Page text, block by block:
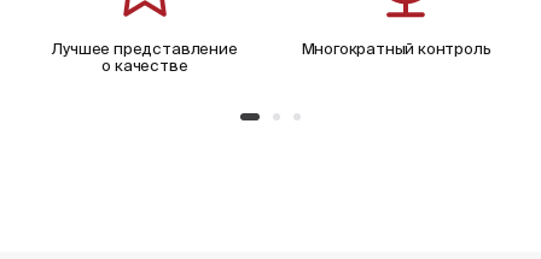
Лучшее представление
о качестве
Многократный контроль